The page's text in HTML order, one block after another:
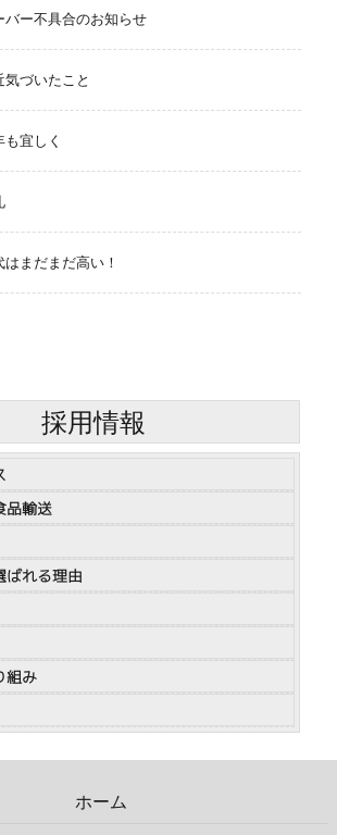
バー不具合のお知らせ
気づいたこと
も宜しく
はまだまだ高い！
採用情報
品輸送
ばれる理由
組み
ホーム